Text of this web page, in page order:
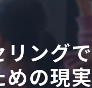
ング
めの現